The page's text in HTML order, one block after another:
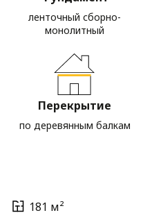
ленточный сборно-
монолитный
Перекрытие
по деревянным балкам
181 м²